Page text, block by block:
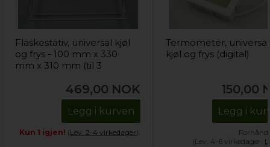
Flaskestativ, universal kjøl
og frys - 100 mm x 330
mm x 310 mm (til 3
469,00 NOK
Legg i kurven
Kun 1 igjen! (Lev. 2-4 virkedager).
Termometer, universal
kjøl og frys (digital)
150,00
Legg i
(Lev. 4-6 virkedager.